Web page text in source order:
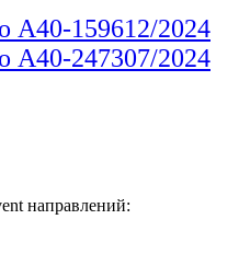
А40-159612/2024
А40-247307/2024
направлений: